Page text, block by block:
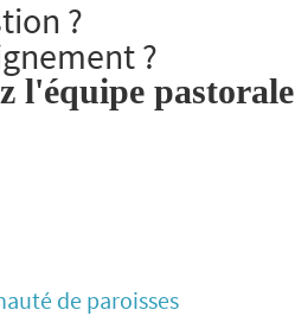
?
?
l'équipe pastorale
de paroisses